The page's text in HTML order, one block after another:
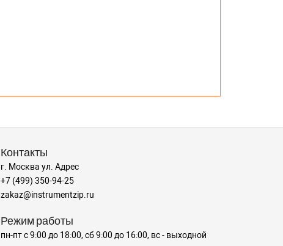
Контакты
г. Москва ул. Адрес
+7 (499) 350-94-25
zakaz@instrumentzip.ru
Режим работы
пн-пт с 9:00 до 18:00, сб 9:00 до 16:00, вс - выходной